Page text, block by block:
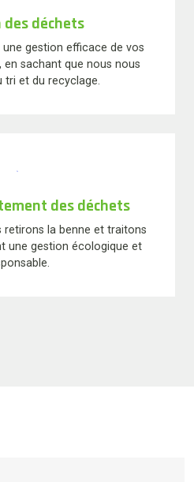
des déchets
gestion efficace de vos
sachant que nous nous
tri et du recyclage.
des déchets
retirons la benne et traitons
une gestion écologique et